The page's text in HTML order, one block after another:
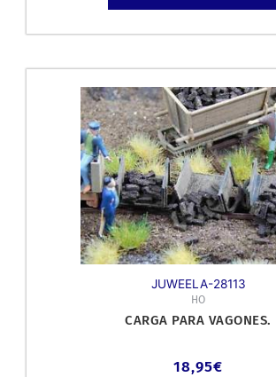
JUWEELA-28113
HO
CARGA PARA VAGONES.
18,95€